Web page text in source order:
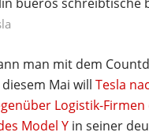
man mit dem
Mai will Tesla
Logistik-
Model Yin seiner